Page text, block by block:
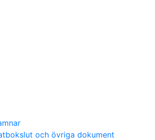
och övriga dokument